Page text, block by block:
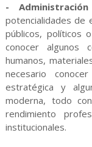
-
potencialidades de
públicos, políticos
conocer algunos
humanos,
necesario
estratégica y
moderna, todo
rendimiento
institucionales.